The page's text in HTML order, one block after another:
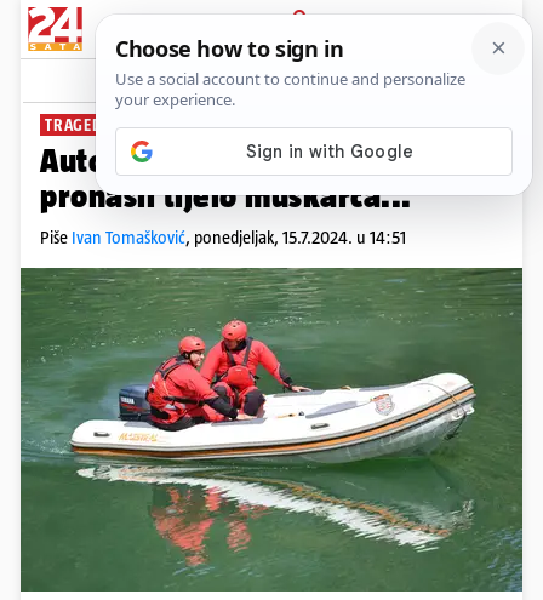
PRIJAVA
News Komentari
TRAGEDIJA KOD VARAŽDINA
Auto sletio u Dravu, spasioci su
pronašli tijelo muškarca...
Piše Ivan Tomašković, ponedjeljak, 15.7.2024. u 14:51